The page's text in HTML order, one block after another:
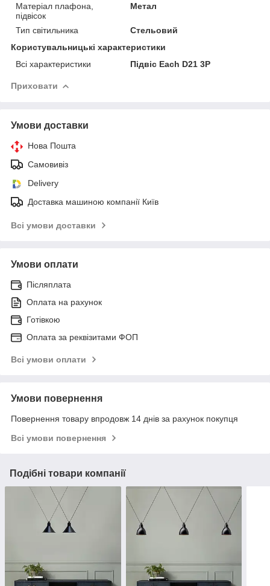
Матеріал плафона,
підвісок
Метал
Тип світильника
Стельовий
Користувальницькі характеристики
Всі характеристики
Підвіс Each D21 3P
Приховати
Умови доставки
Нова Пошта
Самовивіз
Delivery
Доставка машиною компанії Київ
Всі умови доставки
Умови оплати
Післяплата
Оплата на рахунок
Готівкою
Оплата за реквізитами ФОП
Всі умови оплати
Умови повернення
Повернення товару впродовж 14 днів за рахунок покупця
Всі умови повернення
Подібні товари компанії